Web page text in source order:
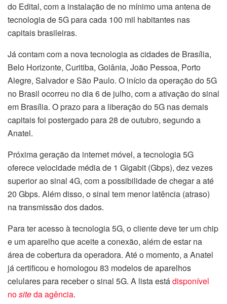
do Edital, com a instalação de no mínimo uma antena de
tecnologia de 5G para cada 100 mil habitantes nas
capitais brasileiras.
Já contam com a nova tecnologia as cidades de Brasília,
Belo Horizonte, Curitiba, Goiânia, João Pessoa, Porto
Alegre, Salvador e São Paulo. O início da operação do 5G
no Brasil ocorreu no dia 6 de julho, com a ativação do sinal
em Brasília. O prazo para a liberação do 5G nas demais
capitais foi postergado para 28 de outubro, segundo a
Anatel.
Próxima geração da internet móvel, a tecnologia 5G
oferece velocidade média de 1 Gigabit (Gbps), dez vezes
superior ao sinal 4G, com a possibilidade de chegar a até
20 Gbps. Além disso, o sinal tem menor latência (atraso)
na transmissão dos dados.
Para ter acesso à tecnologia 5G, o cliente deve ter um chip
e um aparelho que aceite a conexão, além de estar na
área de cobertura da operadora. Até o momento, a Anatel
já certificou e homologou 83 modelos de aparelhos
celulares para receber o sinal 5G. A lista estádisponível
nositeda agência.